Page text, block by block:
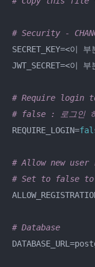
# Security -
SECRET_KEY=<이
JWT_SECRET=<이
# Require login
# false : 로그인
REQUIRE_LOGIN=
# Allow new
# Set to false to
# Database